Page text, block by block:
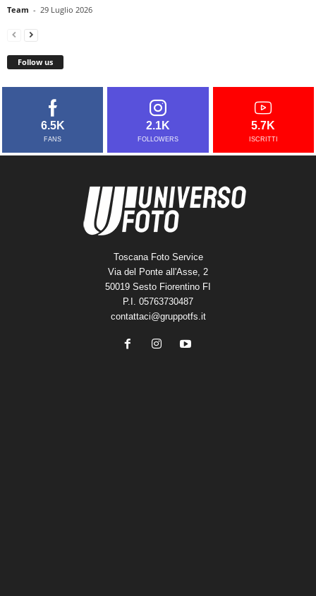
Team - 29 Luglio 2026
Follow us
6.5K
FANS
2.1K
FOLLOWERS
5.7K
ISCRITTI
Toscana Foto Service
Via del Ponte all'Asse, 2
50019 Sesto Fiorentino FI
P.I. 05763730487
contattaci@gruppotfs.it